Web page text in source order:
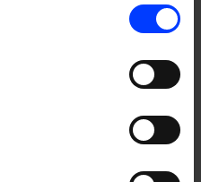
verkkokaupan myyntiä,
maksettujen kanavien
hinnan sekä